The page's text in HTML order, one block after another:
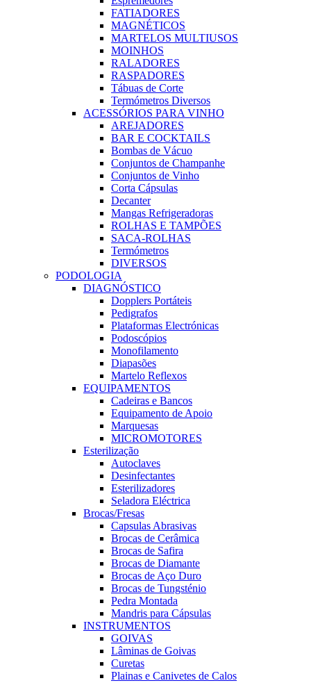
FATIADORES
MAGNÉTICOS
MARTELOS MULTIUSOS
MOINHOS
RALADORES
RASPADORES
Tábuas de Corte
Termómetros Diversos
ACESSÓRIOS PARA VINHO
AREJADORES
BAR E COCKTAILS
Bombas de Vácuo
Conjuntos de Champanhe
Conjuntos de Vinho
Corta Cápsulas
Decanter
Mangas Refrigeradoras
ROLHAS E TAMPÕES
SACA-ROLHAS
Termómetros
DIVERSOS
PODOLOGIA
DIAGNÓSTICO
Dopplers Portáteis
Pedigrafos
Plataformas Electrónicas
Podoscópios
Monofilamento
Diapasões
Martelo Reflexos
EQUIPAMENTOS
Cadeiras e Bancos
Equipamento de Apoio
Marquesas
MICROMOTORES
Esterilização
Autoclaves
Desinfectantes
Esterilizadores
Seladora Eléctrica
Brocas/Fresas
Capsulas Abrasivas
Brocas de Cerâmica
Brocas de Safira
Brocas de Diamante
Brocas de Aço Duro
Brocas de Tungsténio
Pedra Montada
Mandris para Cápsulas
INSTRUMENTOS
GOIVAS
Lâminas de Goivas
Curetas
Plainas e Canivetes de Calos